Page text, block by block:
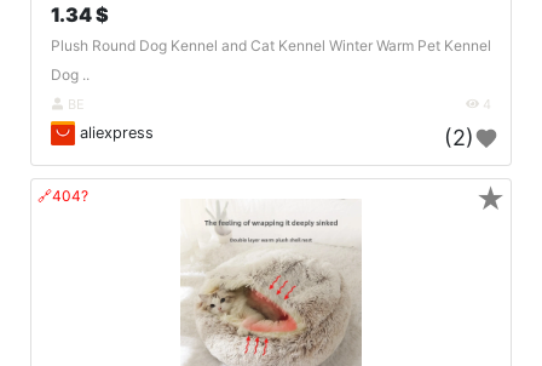
1.34 $
Plush Round Dog Kennel and Cat Kennel Winter Warm Pet Kennel
Dog ..
BE 4
aliexpress (2)
🔗404? ★